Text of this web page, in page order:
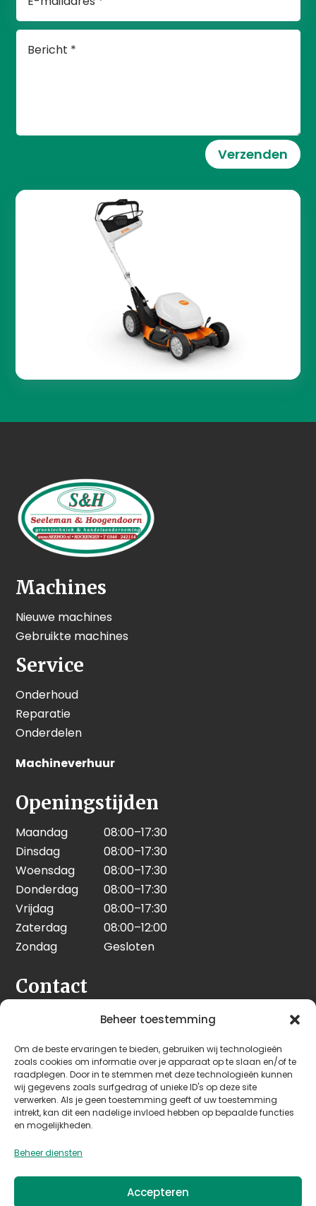
Beheer toestemming
Om de beste ervaringen te bieden, gebruiken wij technologieën
zoals cookies om informatie over je apparaat op te slaan en/of te
raadplegen. Door in te stemmen met deze technologieën kunnen
wij gegevens zoals surfgedrag of unieke ID's op deze site
verwerken. Als je geen toestemming geeft of uw toestemming
intrekt, kan dit een nadelige invloed hebben op bepaalde functies
en mogelijkheden.
Beheer diensten
Accepteren
Verzenden
Machines
Nieuwe machines
Gebruikte machines
Service
Onderhoud
Reparatie
Onderdelen
Machineverhuur
Openingstijden
Maandag
08:00–17:30
Dinsdag
08:00–17:30
Woensdag
08:00–17:30
Donderdag
08:00–17:30
Vrijdag
08:00–17:30
Zaterdag
08:00–12:00
Zondag
Gesloten
Contact
Seeleman & Hoogendoorn
3628 GD Kockengen
Nederland
+31 (0)346 242 114
info@seehoo.nl